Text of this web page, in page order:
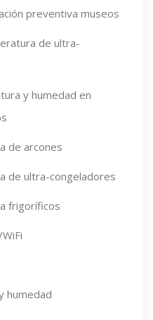
preventiva museos
de ultra-
y humedad en
de arcones
de ultra-congeladores
frigoríficos
humedad